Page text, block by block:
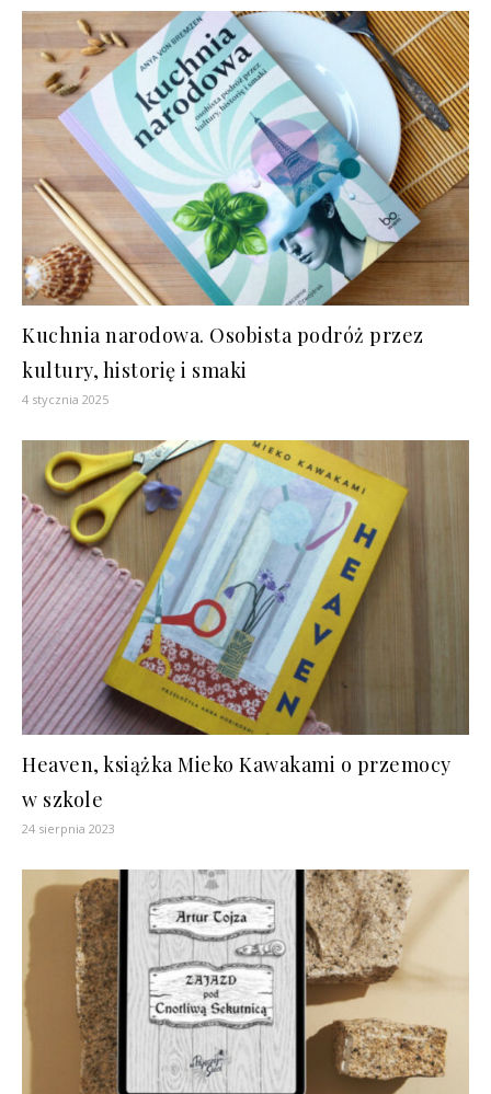
Kuchnia narodowa. Osobista podróż przez
kultury, historię i smaki
4 stycznia 2025
Heaven, książka Mieko Kawakami o przemocy
w szkole
24 sierpnia 2023